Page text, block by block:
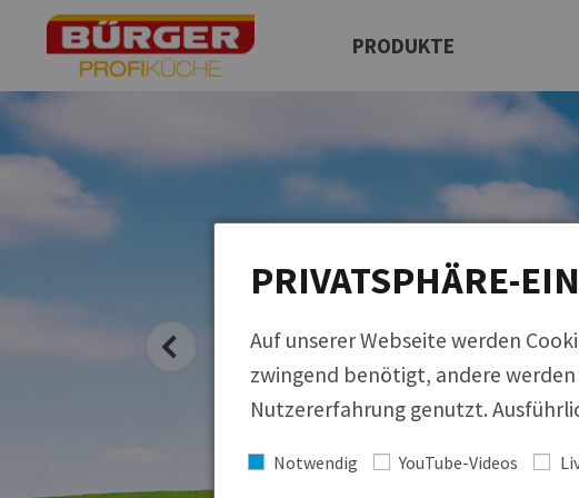
PRODUKTE
Produktfinder
Regionale Küche
Küchen der Welt
PRIVATSPHÄRE-
Auf unserer Webseite werden
zwingend benötigt, andere
Nutzererfahrung genutzt.
Notwendig YouTube-Videos